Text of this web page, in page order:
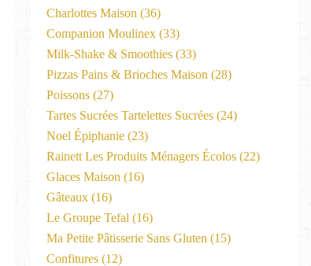
Charlottes Maison (36)
Companion Moulinex (33)
Milk-Shake & Smoothies (33)
Pizzas Pains & Brioches Maison (28)
Poissons (27)
Tartes Sucrées Tartelettes Sucrées (24)
Noel Épiphanie (23)
Rainett Les Produits Ménagers Écolos (22)
Glaces Maison (16)
Gâteaux (16)
Le Groupe Tefal (16)
Ma Petite Pâtisserie Sans Gluten (15)
Confitures (12)